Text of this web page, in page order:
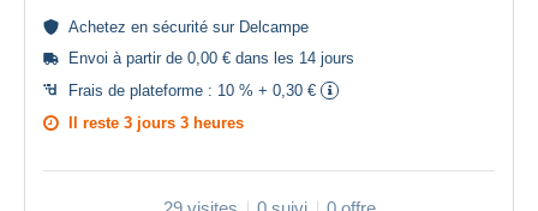
Achetez en sécurité sur Delcampe
Envoi à partir de 0,00 € dans les 14 jours
Frais de plateforme : 10 % + 0,30 €
Il reste 3 jours 3 heures